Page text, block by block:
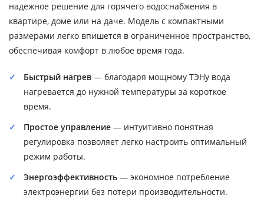
надежное решение для горячего водоснабжения в
квартире, доме или на даче. Модель с компактными
размерами легко впишется в ограниченное пространство,
обеспечивая комфорт в любое время года.
Быстрый нагрев — благодаря мощному ТЭНу вода
нагревается до нужной температуры за короткое
время.
Простое управление — интуитивно понятная
регулировка позволяет легко настроить оптимальный
режим работы.
Энергоэффективность — экономное потребление
электроэнергии без потери производительности.